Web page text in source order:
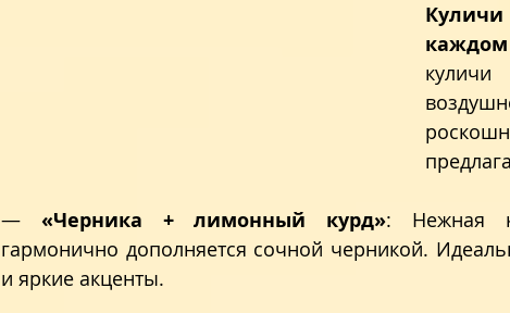
каждом
— «Черника + лимонный курд»: Нежная
гармонично дополняется сочной черникой.
и яркие акценты.